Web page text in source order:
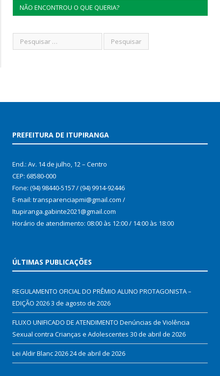
NÃO ENCONTROU O QUE QUERIA?
PREFEITURA DE ITUPIRANGA
End.: Av. 14 de julho, 12 – Centro
CEP: 68580-000
Fone: (94) 98440-5157 / (94) 9914-92446
E-mail: transparenciapmi@gmail.com /
Itupiranga.gabinte2021@gmail.com
Horário de atendimento: 08:00 às 12:00 / 14:00 às 18:00
ÚLTIMAS PUBLICAÇÕES
REGULAMENTO OFICIAL DO PRÊMIO ALUNO PROTAGONISTA –
EDIÇÃO 20263 de agosto de 2026
FLUXO UNIFICADO DE ATENDIMENTO Denúncias de Violência
Sexual contra Crianças e Adolescentes 30 de abril de 2026
Lei Aldir Blanc 202624 de abril de 2026